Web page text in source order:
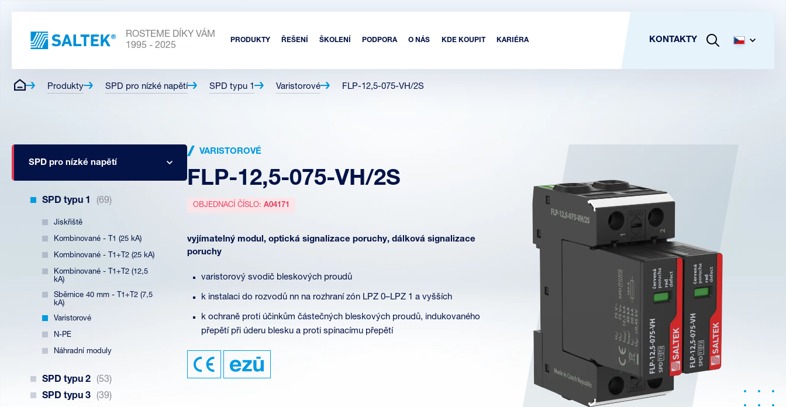
ROSTEME DÍKY VÁM
1995 - 2025
PRODUKTY ŘEŠENÍ ŠKOLENÍ PODPORA O NÁS KDE KOUPIT KARIÉRA KONTAKTY
Produkty SPD pro nízké napětí SPD typu 1 Varistorové FLP-12,5-075-VH/2S
SPD pro nízké napětí
SPD typu 1 (69)
Jiskřiště
Kombinované - T1 (25 kA)
Kombinované - T1+T2 (25 kA)
Kombinované - T1+T2 (12,5
kA)
Sběrnice 40 mm - T1+T2 (7,5
kA)
Varistorové
N-PE
Náhradní moduly
SPD typu 2
(53)
SPD typu 3
(39)
VARISTOROVÉ
FLP-12,5-075-VH/2S
OBJEDNACÍ ČÍSLO: A04171
vyjímatelný modul, optická signalizace poruchy, dálková signalizace
poruchy
varistorový svodič bleskových proudů
k instalaci do rozvodů nn na rozhraní zón LPZ 0–LPZ 1 a vyšších
k ochraně proti účinkům částečných bleskových proudů, indukovaného
přepětí při úderu blesku a proti spínacímu přepětí